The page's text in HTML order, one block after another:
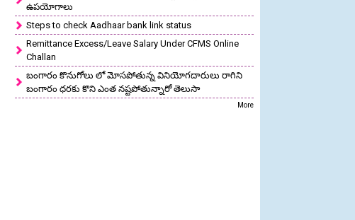
ఉపయోగాలు
Steps to check Aadhaar bank link status
Remittance Excess/Leave Salary Under CFMS Online
Challan
బంగారం కొనుగోలు లో మోసపోతున్న వినియోగదారులు రాగిని
బంగారం ధరకు కొని ఎంత నష్టపోతున్నారో తెలుసా
More